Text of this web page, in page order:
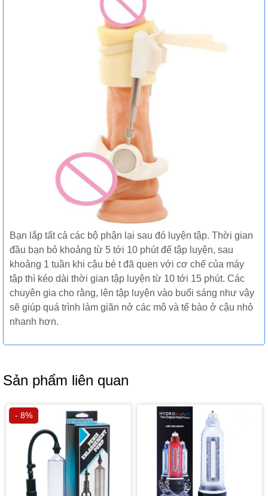
Bạn lắp tất cả các bộ phận lại sau đó luyện tập. Thời gian
đầu bạn bỏ khoảng từ 5 tới 10 phút để tập luyện, sau
khoảng 1 tuần khi cậu bé t đã quen với cơ chế của máy
tập thì kéo dài thời gian tập luyện từ 10 tới 15 phút. Các
chuyên gia cho rằng, lên tập luyện vào buổi sáng như vậy
sẽ giúp quá trình làm giãn nở các mô và tế bào ở cậu nhỏ
nhanh hơn.
Sản phẩm liên quan
- 8%